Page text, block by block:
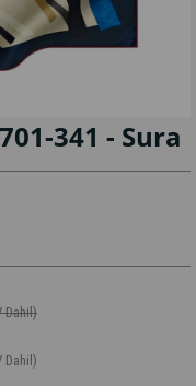
341 - Sura
Dahil)
Dahil)